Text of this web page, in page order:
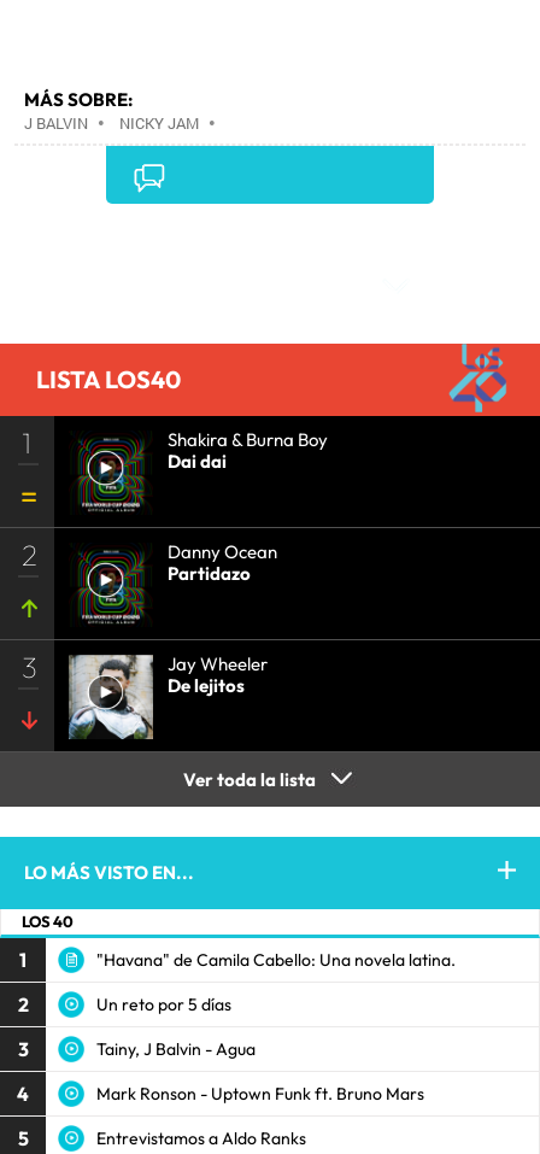
MÁS SOBRE:
J BALVIN • NICKY JAM •
LISTA LOS40
1
Shakira & Burna Boy
Dai dai
2
Danny Ocean
Partidazo
3
Jay Wheeler
De lejitos
Ver toda la lista
LO MÁS VISTO EN...
LOS 40
1 "Havana" de Camila Cabello: Una novela latina.
2 Un reto por 5 días
3 Tainy, J Balvin - Agua
4 Mark Ronson - Uptown Funk ft. Bruno Mars
5 Entrevistamos a Aldo Ranks